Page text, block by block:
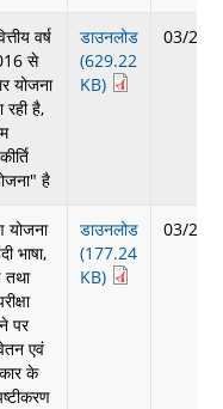
वर्ष
से
योजना
है,
है
डाउनलोड
(629.22
KB)
03/25/
योजना
भाषा,
तथा
पर
एवं
के
डाउनलोड
(177.24
KB)
03/20/